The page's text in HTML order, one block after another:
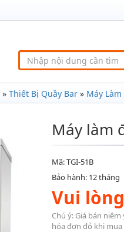
» Thiết Bị Quầy Bar » Máy
Máy làm
Mã: TGI-51B
Bảo hành: 12 tháng
Vui
Chú ý: Giá bán
hóa đơn đỏ khi